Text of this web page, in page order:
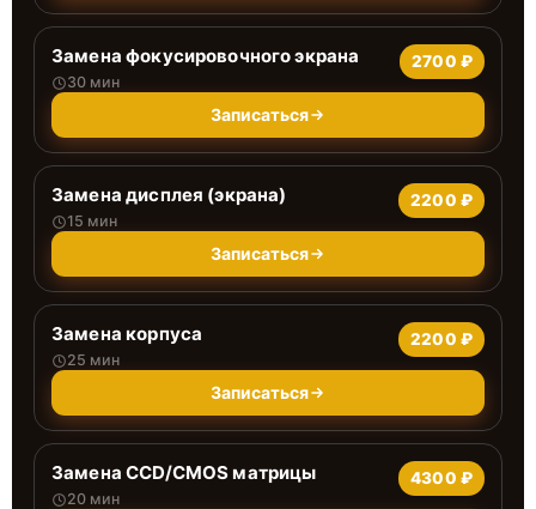
Замена фокусировочного экрана
30 мин
2700 ₽
Записаться
Замена дисплея (экрана)
15 мин
2200 ₽
Записаться
Замена корпуса
25 мин
2200 ₽
Записаться
Замена CCD/CMOS матрицы
20 мин
4300 ₽